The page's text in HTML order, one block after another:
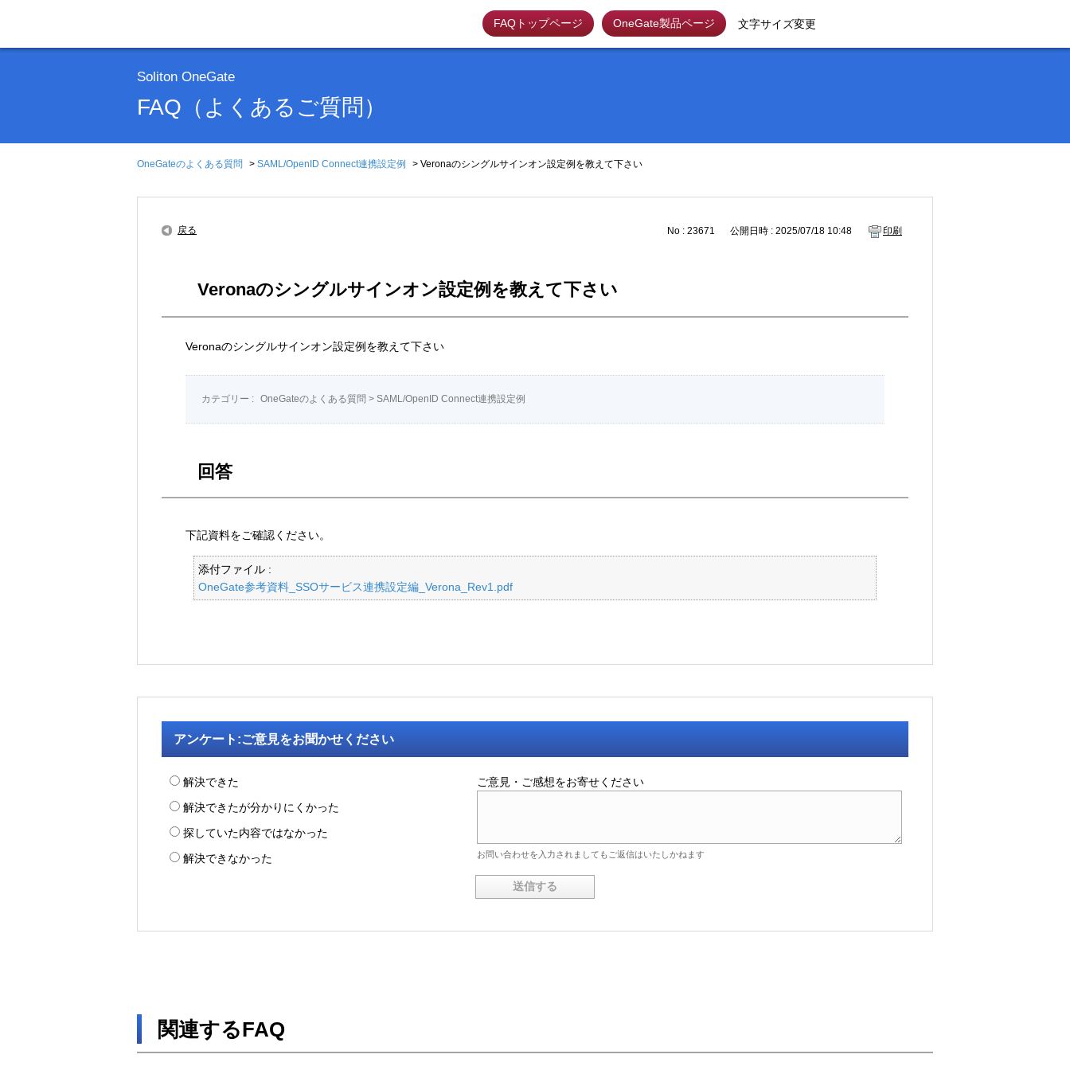
FAQトップページ OneGate製品ページ 文字サイズ変更
Soliton OneGate
FAQ（よくあるご質問）
OneGateのよくある質問 > SAML/OpenID Connect連携設定例 > Veronaのシングルサインオン設定例を教えて下さい
戻る No : 23671 公開日時 : 2025/07/18 10:48 印刷
Veronaのシングルサインオン設定例を教えて下さい
Veronaのシングルサインオン設定例を教えて下さい
カテゴリー : OneGateのよくある質問 > SAML/OpenID Connect連携設定例
回答
下記資料をご確認ください。
添付ファイル :
OneGate参考資料_SSOサービス連携設定編_Verona_Rev1.pdf
アンケート:ご意見をお聞かせください
解決できた
解決できたが分かりにくかった
探していた内容ではなかった
解決できなかった
ご意見・ご感想をお寄せください
お問い合わせを入力されましてもご返信はいたしかねます
関連するFAQ